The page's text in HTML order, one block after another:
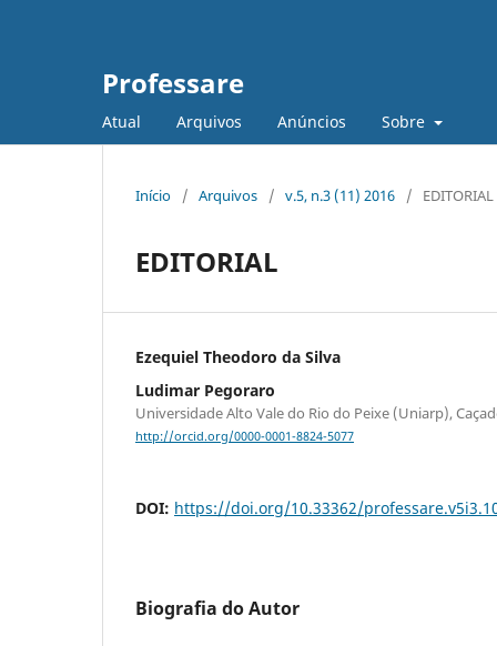
Professare
Atual Arquivos Anúncios Sobre
Início / Arquivos / v.5, n.3 (11) 2016 / EDITORIAL
EDITORIAL
Ezequiel Theodoro da Silva
Ludimar Pegoraro
Universidade Alto Vale do Rio do Peixe (Uniarp),
http://orcid.org/0000-0001-8824-5077
DOI: https://doi.org/10.33362/
Biografia do Autor